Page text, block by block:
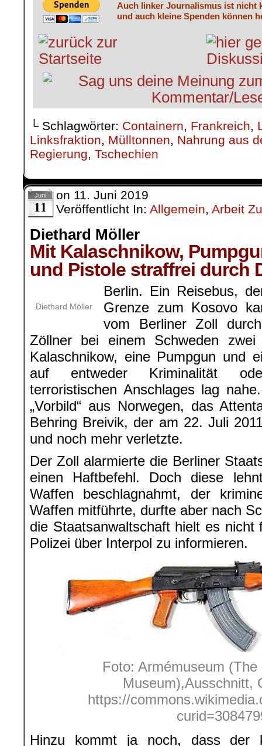
Auch linker Journalismus ist nicht
und auch kleine Spenden können
└ Schlagwörter: Containern, Frankreich,
Linksfraktion, Mülltonnen, Nahrung aus
Regierung, Tschechien
Juni
11
on 11. Juni 2019
Veröffentlicht In: Allgemein, Arbeit
Diethard Möller
Mit Kalaschnikow,
und Pistole straffrei durch
Diethard Möller
Berlin. Ein Reisebus,
Grenze zum Kosovo
vom Berliner Zoll
Zöllner bei einem Schweden
Kalaschnikow, eine Pumpgun und
auf entweder Kriminalität
terroristischen Anschlages lag
„Vorbild“ aus Norwegen, das
Behring Breivik, der am 22. Juli
und noch mehr verletzte.
Der Zoll alarmierte die Berliner
einen Haftbefehl. Doch diese
Waffen beschlagnahmt, der
Waffen mitführte, durfte aber nach
die Staatsanwaltschaft hielt es nicht
Polizei über Interpol zu informieren.
Foto: Armémuseum
Museum),Ausschnitt,
https://
Hinzu kommt ja noch, dass der